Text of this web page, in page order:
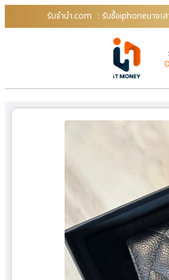
รับจํานํา.com : รับซื้อiphoneบางเ